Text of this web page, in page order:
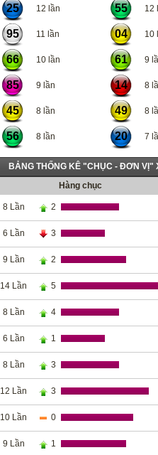
25 12 lần 55 12
95 11 lần 04 10
66 10 lần 61 9
85 9 lần 14 8
45 8 lần 49 8
56 8 lần 20 7
BẢNG THỐNG KÊ "CHỤC - ĐƠN VỊ"
Hàng chục
8 Lần 2
6 Lần 3
9 Lần 2
14 Lần 5
8 Lần 4
6 Lần 1
8 Lần 3
12 Lần 3
10 Lần 0
9 Lần 1